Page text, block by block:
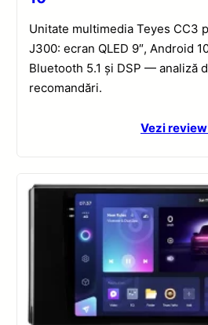
Unitate multimedia Teyes CC3
J300: ecran QLED 9″, Android
Bluetooth 5.1 și DSP — analiză
recomandări.
Vezi